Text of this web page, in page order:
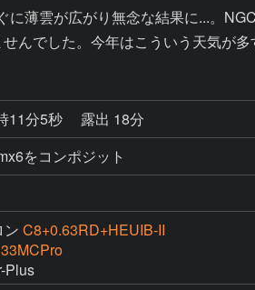
薄雲が広がり無念な結果に...。
んでした。今年はこういう天気が
11分5秒
露出 18分
をコンポジット
ン C8+0.63RD+HEUIB-II
Plus